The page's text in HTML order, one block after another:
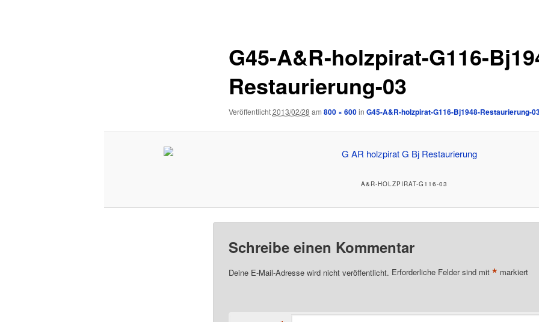
G45-A&R-holzpirat-G116-
Restaurierung-03
Veröffentlicht2013/02/28 am 800 × 600in G45-A&R-holzpirat-G116-Bj1948-Restaurierung-
A&R-HOLZPIRAT-G116-03
Schreibe einen Kommentar
Deine E-Mail-Adresse wird nicht veröffentlicht. Erforderliche Felder sind mit * markiert